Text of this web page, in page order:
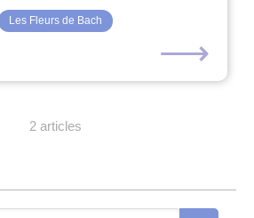
Les Fleurs de Bach
⟶
2 articles